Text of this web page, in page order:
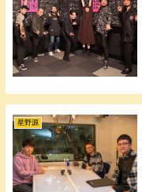
星野源